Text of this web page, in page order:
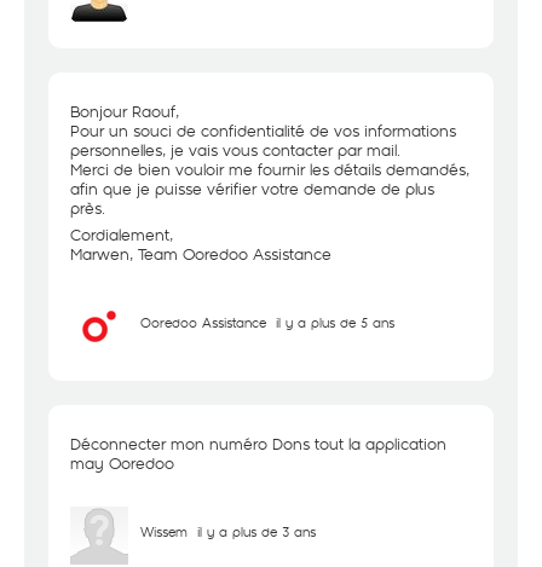
Bonjour Raouf,
Pour un souci de confidentialité de vos informations
personnelles, je vais vous contacter par mail.
Merci de bien vouloir me fournir les détails demandés,
afin que je puisse vérifier votre demande de plus
près.
Cordialement,
Marwen, Team Ooredoo Assistance
Ooredoo Assistance il y a plus de 5 ans
Déconnecter mon numéro Dons tout la application
may Ooredoo
Wissem il y a plus de 3 ans